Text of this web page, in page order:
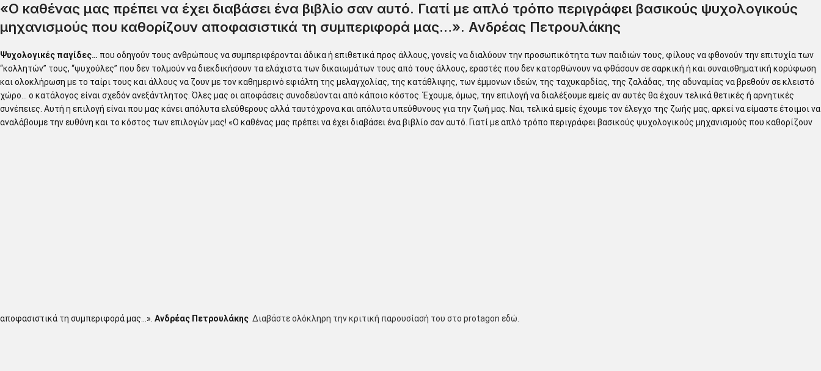
«Ο καθένας μας πρέπει να έχει διαβάσει ένα βιβλίο σαν αυτό. Γιατί με απλό τρόπο περιγράφει βασικούς ψυχολογικούς
μηχανισμούς που καθορίζουν αποφασιστικά τη συμπεριφορά μας…». Ανδρέας Πετρουλάκης
Ψυχολογικές παγίδες… που οδηγούν τους ανθρώπους να συμπεριφέρονται άδικα ή επιθετικά προς άλλους, γονείς να διαλύουν την προσωπικότητα των παιδιών τους, φίλους να φθονούν την επιτυχία των
“κολλητών” τους, “ψυχούλες” που δεν τολμούν να διεκδικήσουν τα ελάχιστα των δικαιωμάτων τους από τους άλλους, εραστές που δεν κατορθώνουν να φθάσουν σε σαρκική ή και συναισθηματική κορύφωση
και ολοκλήρωση με το ταίρι τους και άλλους να ζουν με τον καθημερινό εφιάλτη της μελαγχολίας, της κατάθλιψης, των έμμονων ιδεών, της ταχυκαρδίας, της ζαλάδας, της αδυναμίας να βρεθούν σε κλειστό
χώρο… ο κατάλογος είναι σχεδόν ανεξάντλητος. Όλες μας οι αποφάσεις συνοδεύονται από κάποιο κόστος. Έχουμε, όμως, την επιλογή να διαλέξουμε εμείς αν αυτές θα έχουν τελικά θετικές ή αρνητικές
συνέπειες. Αυτή η επιλογή είναι που μας κάνει απόλυτα ελεύθερους αλλά ταυτόχρονα και απόλυτα υπεύθυνους για την ζωή μας. Ναι, τελικά εμείς έχουμε τον έλεγχο της ζωής μας, αρκεί να είμαστε έτοιμοι να
αναλάβουμε την ευθύνη και το κόστος των επιλογών μας! «Ο καθένας μας πρέπει να έχει διαβάσει ένα βιβλίο σαν αυτό. Γιατί με απλό τρόπο περιγράφει βασικούς ψυχολογικούς μηχανισμούς που καθορίζουν
αποφασιστικά τη συμπεριφορά μας…». Ανδρέας Πετρουλάκης Διαβάστε ολόκληρη την κριτική παρουσίασή του στο protagon εδώ.